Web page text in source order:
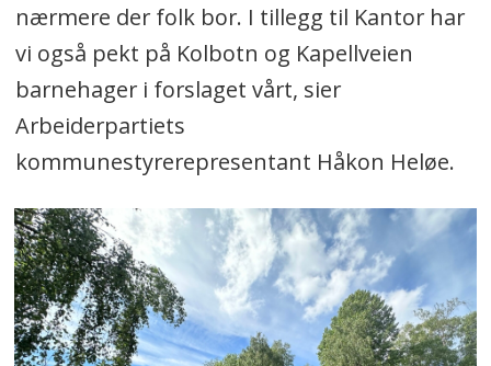
nærmere der folk bor. I tillegg til Kantor har
vi også pekt på Kolbotn og Kapellveien
barnehager i forslaget vårt, sier
Arbeiderpartiets
kommunestyrerepresentant Håkon Heløe.